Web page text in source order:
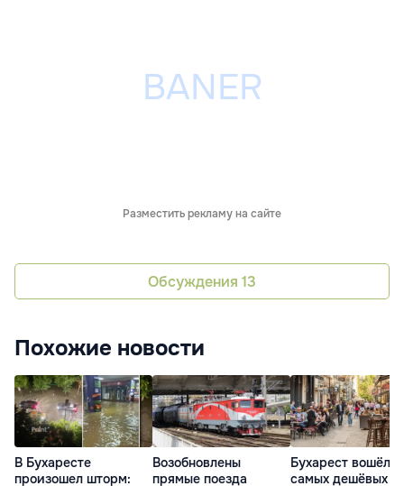
Разместить рекламу на сайте
Обсуждения 13
Похожие новости
В Бухаресте
произошел шторм:
Возобновлены
прямые поезда
Бухарест вошёл в
самых дешёвых